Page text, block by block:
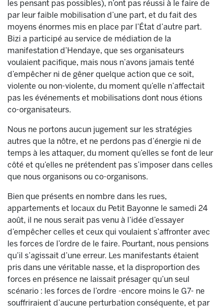
les pensant pas possibles), n’ont pas réussi à le faire de
par leur faible mobilisation d’une part, et du fait des
moyens énormes mis en place par l’État d’autre part.
Bizi a participé au service de médiation de la
manifestation d’Hendaye, que ses organisateurs
voulaient pacifique, mais nous n’avons jamais tenté
d’empêcher ni de gêner quelque action que ce soit,
violente ou non-violente, du moment qu’elle n’affectait
pas les événements et mobilisations dont nous étions
co-organisateurs.
Nous ne portons aucun jugement sur les stratégies
autres que la nôtre, et ne perdons pas d’énergie ni de
temps à les attaquer, du moment qu’elles se font de leur
côté et qu’elles ne prétendent pas s’imposer dans celles
que nous organisons ou co-organisons.
Bien que présents en nombre dans les rues,
appartements et locaux du Petit Bayonne le samedi 24
août, il ne nous serait pas venu à l’idée d’essayer
d’empêcher celles et ceux qui voulaient s’affronter avec
les forces de l’ordre de le faire. Pourtant, nous pensions
qu’il s’agissait d’une erreur. Les manifestants étaient
pris dans une véritable nasse, et la disproportion des
forces en présence ne laissait présager qu’un seul
scénario : les forces de l’ordre -encore moins le G7- ne
souffriraient d’aucune perturbation conséquente, et par